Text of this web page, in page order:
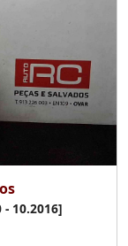
- 10.2016]